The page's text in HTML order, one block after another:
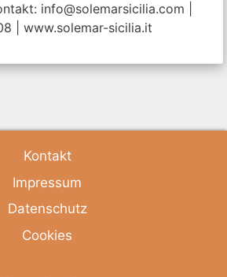
info@solemarsicilia.com |
| www.solemar-sicilia.it
Kontakt
Impressum
Datenschutz
Cookies